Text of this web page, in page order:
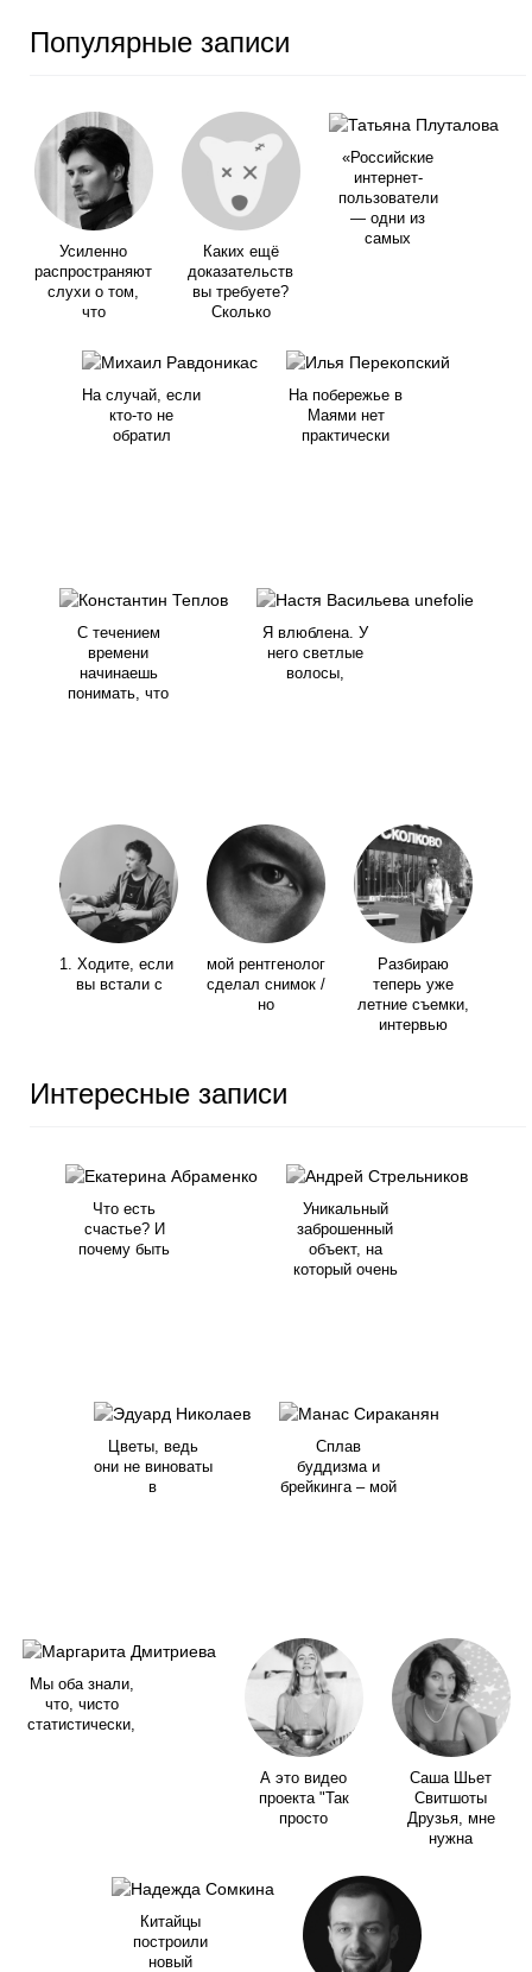
Популярные записи
Усиленно
распространяют
слухи о том,
что
Каких ещё
доказательств
вы требуете?
Сколько
«Российские
интернет-
пользователи
— одни из
самых
На случай, если
кто-то не
обратил
На побережье в
Маями нет
практически
С течением
времени
начинаешь
понимать, что
Я влюблена. У
него светлые
волосы,
1. Ходите, если
вы встали с
мой рентгенолог
сделал снимок /
но
Разбираю
теперь уже
летние съемки,
интервью
Интересные записи
Что есть
счастье? И
почему быть
Уникальный
заброшенный
объект, на
который очень
Цветы, ведь
они не виноваты
в
Сплав
буддизма и
брейкинга – мой
Мы оба знали,
что, чисто
статистически,
А это видео
проекта "Так
просто
Саша Шьет
Свитшоты
Друзья, мне
нужна
Китайцы
построили
новый